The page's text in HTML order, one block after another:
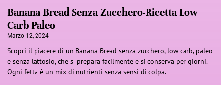
Banana Bread Senza Zucchero-Ricetta Low
Carb Paleo
Marzo 12, 2024
Scopri il piacere di un Banana Bread senza zucchero, low carb, paleo
e senza lattosio, che si prepara facilmente e si conserva per giorni.
Ogni fetta è un mix di nutrienti senza sensi di colpa.